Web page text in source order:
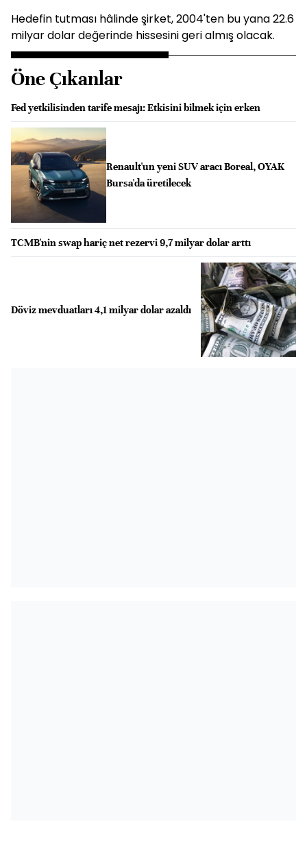
Hedefin tutması hâlinde şirket, 2004'ten bu yana 22.6
milyar dolar değerinde hissesini geri almış olacak.
Öne Çıkanlar
Fed yetkilisinden tarife mesajı: Etkisini bilmek için erken
Renault'un yeni SUV aracı Boreal, OYAK
Bursa'da üretilecek
TCMB'nin swap hariç net rezervi 9,7 milyar dolar arttı
Döviz mevduatları 4,1 milyar dolar azaldı